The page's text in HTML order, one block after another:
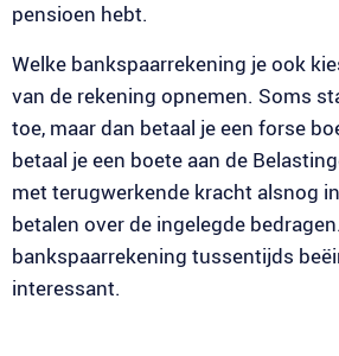
pensioen hebt.
Welke bankspaarrekening je ook
van de rekening opnemen. Soms
toe, maar dan betaal je een forse
betaal je een boete aan de
met terugwerkende kracht alsnog
betalen over de ingelegde
bankspaarrekening tussentijds
interessant.